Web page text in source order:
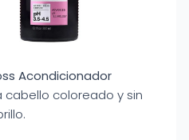
Acondicionador
coloreado y sin